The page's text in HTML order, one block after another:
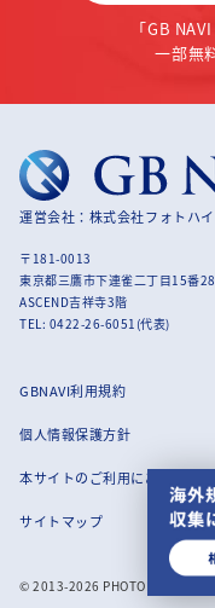
「GB
一部無
運営会社：株式会社フォトハ
〒181-0013
東京都三鷹市下連雀二丁目15番
ASCEND吉祥寺3階
TEL: 0422-26-6051(代表)
GBNAVI利用規約
個人情報保護方針
本サイトのご利用にあたって
サイトマップ
© 2013-2026 PHOTOHIGHWAY